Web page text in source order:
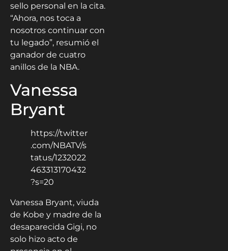
sello personal en la cita.
“Ahora, nos toca a
nosotros continuar con
tu legado”, resumió el
ganador de cuatro
anillos de la NBA.
Vanessa
Bryant
https://twitter
.com/NBATV/s
tatus/1232022
463313170432
?s=20
Vanessa Bryant, viuda
de Kobe y madre de la
desaparecida Gigi, no
solo hizo acto de